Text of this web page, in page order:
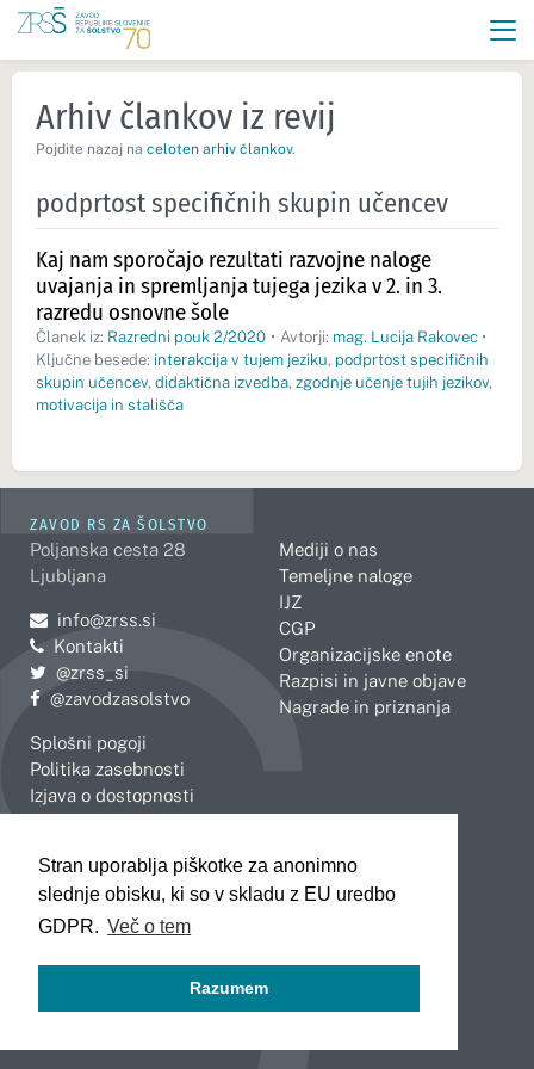
Stran uporablja piškotke za anonimno
slednje obisku, ki so v skladu z EU uredbo
GDPR. Več o tem
Razumem
Arhiv člankov iz revij
Pojdite nazaj na celoten arhiv člankov.
podprtost specifičnih skupin učencev
Kaj nam sporočajo rezultati razvojne naloge
uvajanja in spremljanja tujega jezika v 2. in 3.
razredu osnovne šole
Članek iz: Razredni pouk 2/2020 • Avtorji: mag. Lucija Rakovec •
Ključne besede: interakcija v tujem jeziku, podprtost specifičnih
skupin učencev, didaktična izvedba, zgodnje učenje tujih jezikov,
motivacija in stališča
ZAVOD RS ZA ŠOLSTVO
Poljanska cesta 28
Ljubljana
Pošljite e-mail na
info@zrss.si
Kontakti
Pojdite na Twitter:
@zrss_si
Pojdite na Facebook:
@zavodzasolstvo
Splošni pogoji
Politika zasebnosti
Izjava o dostopnosti
Mediji o nas
Temeljne naloge
IJZ
CGP
Organizacijske enote
Razpisi in javne objave
Nagrade in priznanja
Celje
Koper
Kranj
Novo mesto
Slovenj Gradec